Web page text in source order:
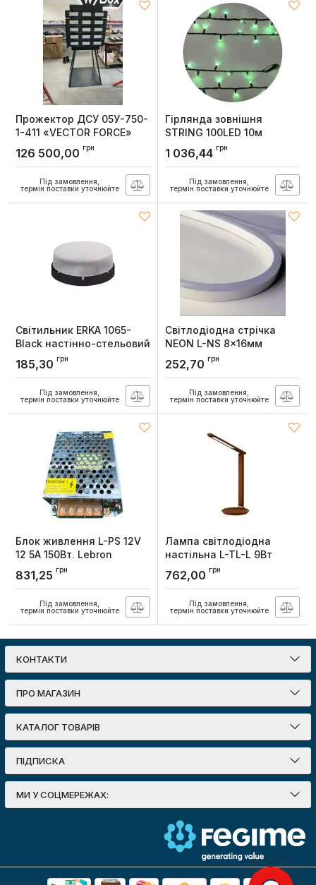
Прожектор ДСУ 05У-750-
1-411 «VECTOR FORCE»
126 500,00 грн
Під замовлення,
термін поставки уточнюйте
Гірлянда зовнішня
STRING 100LED 10м
блимаюча (зелене
світло) чорна IP44 Delux
1 036,44 грн
Під замовлення,
термін поставки уточнюйте
Світильник ERKA 1065-
Black настінно-стельовий
круглий чорний-
прозорий E27 IP65
185,30 грн
Під замовлення,
термін поставки уточнюйте
Світлодіодна стрічка
NEON L-NS 8x16мм
120LED 7Вт/м 220V 6500K
ІР65 (1м), Lebron
252,70 грн
Під замовлення,
термін поставки уточнюйте
Блок живлення L-PS 12V
12 5A 150Вт, Lebron
Артикул:13-80-28
831,25 грн
Під замовлення,
термін поставки уточнюйте
Лампа світлодіодна
настільна L-TL-L 9Вт
3000K-6500K коричнева
шкіра з блоком
Артикул:15-13-32
762,00 грн
Під замовлення,
термін поставки уточнюйте
КОНТАКТИ
ПРО МАГАЗИН
КАТАЛОГ ТОВАРІВ
ПІДПИСКА
МИ У СОЦМЕРЕЖАХ: